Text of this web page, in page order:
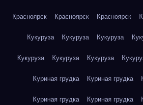
Красноярск Красноярск Красноярск
Кукуруза Кукуруза Кукуруза
Кукуруза Кукуруза Кукуруза
Куриная грудка Куриная грудка
Куриная грудка Куриная грудка